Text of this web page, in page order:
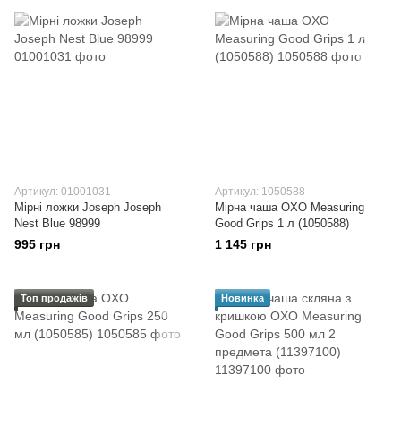
Артикул: 01001031
Мірні ложки Joseph Joseph
Nest Blue 98999
995 грн
Артикул: 1050588
Мірна чаша OXO Measuring
Good Grips 1 л (1050588)
1 145 грн
Топ продажів Новинка